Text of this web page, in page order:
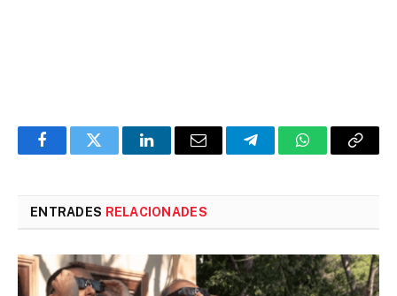
FacebookTwitter LinkedInEmail TelegramWhatsAppCopia
ENTRADES RELACIONADES